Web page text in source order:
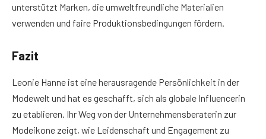
unterstützt Marken, die umweltfreundliche Materialien
verwenden und faire Produktionsbedingungen fördern.
Fazit
Leonie Hanne ist eine herausragende Persönlichkeit in der
Modewelt und hat es geschafft, sich als globale Influencerin
zu etablieren. Ihr Weg von der Unternehmensberaterin zur
Modeikone zeigt, wie Leidenschaft und Engagement zu